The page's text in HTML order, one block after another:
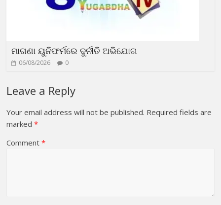
ମାଗଣା ୟୁନିଫର୍ମରେ ଦୁର୍ନୀତି ଅଭିଯୋଗ
06/08/2026 0
Leave a Reply
Your email address will not be published. Required fields are
marked*
Comment*